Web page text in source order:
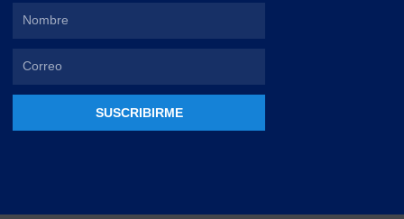
SUSCRIBIRME